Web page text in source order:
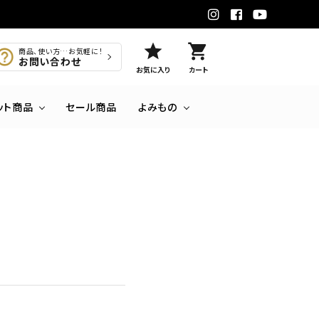
商品、使い方…お気軽に！
お問い合わせ star
お気に入り
shopping_cart
カート
ト商品 セール商品 よみもの